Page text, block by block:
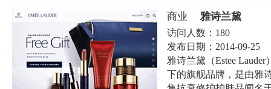
商业 雅诗兰黛
访问人数： 180
发布日期： 2014-09-25
雅诗兰黛（Estee
下的旗舰品牌，是由雅